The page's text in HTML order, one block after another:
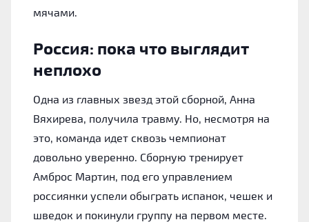
мячами.
Россия: пока что выглядит
неплохо
Одна из главных звезд этой сборной, Анна
Вяхирева, получила травму. Но, несмотря на
это, команда идет сквозь чемпионат
довольно уверенно. Сборную тренирует
Амброс Мартин, под его управлением
россиянки успели обыграть испанок, чешек и
шведок и покинули группу на первом месте.